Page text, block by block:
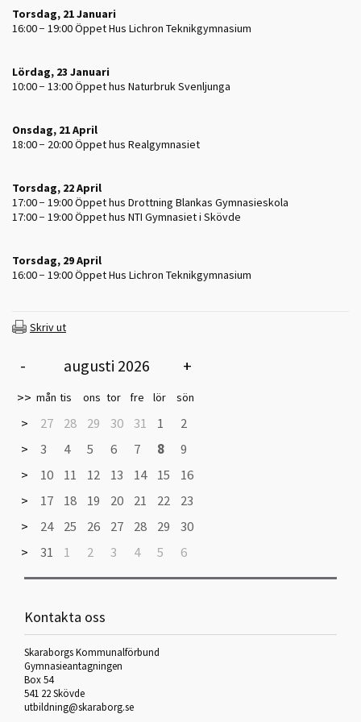
Torsdag, 21 Januari
16:00 − 19:00Öppet Hus Lichron Teknikgymnasium
Lördag, 23 Januari
10:00 − 13:00Öppet hus Naturbruk Svenljunga
Onsdag, 21 April
18:00 − 20:00Öppet hus Realgymnasiet
Torsdag, 22 April
17:00 − 19:00Öppet hus Drottning Blankas Gymnasieskola
17:00 − 19:00Öppet hus NTI Gymnasiet i Skövde
Torsdag, 29 April
16:00 − 19:00Öppet Hus Lichron Teknikgymnasium
Skriv ut
- augusti 2026 +
>> mån tis ons tor fre lör sön
> 27 28 29 30 31 1
2
>
3 4 5 6 7 8
9
>
10 11 12 13 14 15
16
>
17 18 19 20 21 22
23
>
24 25 26 27 28 29
30
>
31 1 2 3 4 5 6
Kontakta oss
Skaraborgs Kommunalförbund
Gymnasieantagningen
Box 54
541 22 Skövde
utbildning@skaraborg.se